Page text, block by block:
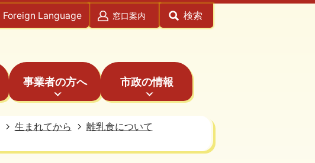
Foreign Language 窓口案内 検索
事業者の方へ 市政の情報
生まれてから
離乳食について